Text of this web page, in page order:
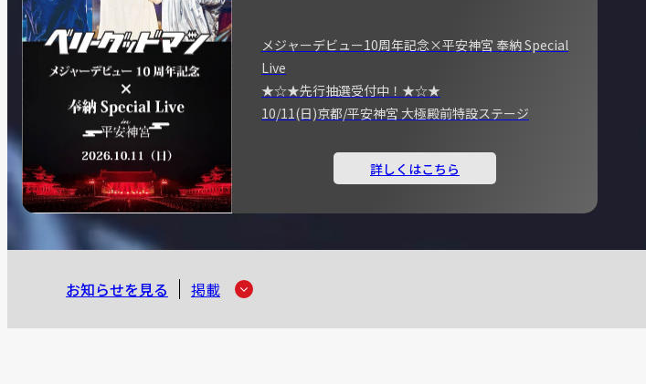
メジャーデビュー10周年記念×平安神宮 奉納 Special
Live
★☆★先行抽選受付中！★☆★
10/11(日)京都/平安神宮 大極殿前特設ステージ
詳しくはこちら
お知らせを見る 掲載